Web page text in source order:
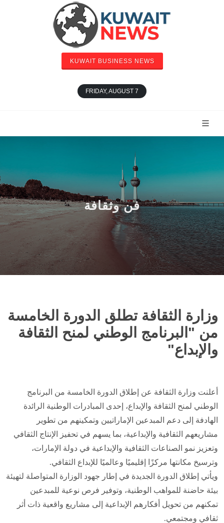
KUWAIT BUSINESS NEWS
FRIDAY, AUGUST 7
فن وثقافة
وزارة الثقافة تطلق الدورة الخامسة
من "البرنامج الوطني لمنح الثقافة
والإبداع"
أعلنت وزارة الثقافة عن إطلاق الدورة الخامسة من البرنامج
الوطني لمنح الثقافة والإبداع، إحدى المبادرات الوطنية الرائدة
الهادفة إلى دعم المبدعين الإماراتيين وتمكينهم من تطوير
مشاريعهم الثقافية والإبداعية، بما يسهم في تحفيز الإنتاج الثقافي
وتعزيز نمو الصناعات الثقافية والإبداعية في دولة الإمارات،
وترسيخ مكانتها مركزًا إقليميًا وعالميًا للإبداع الثقافي.
ويأتي إطلاق الدورة الجديدة في إطار جهود الوزارة المتواصلة لتهيئة
بيئة حاضنة للمواهب الوطنية، وتوفير فرص نوعية للمبدعين
تمكنهم من تحويل أفكارهم الإبداعية إلى مشاريع واقعية ذات أثر
ثقافي ومجتمعي.